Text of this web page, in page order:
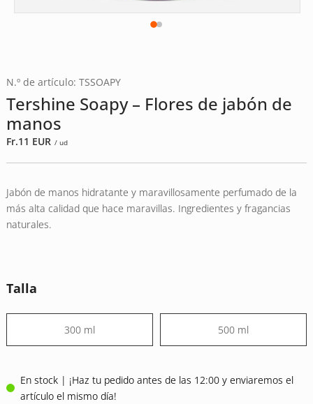
N.º de artículo: TSSOAPY
Tershine Soapy – Flores de jabón de
manos
Fr.11 EUR / ud
Jabón de manos hidratante y maravillosamente perfumado de la
más alta calidad que hace maravillas. Ingredientes y fragancias
naturales.
Talla
300 ml 500 ml
En stock | ¡Haz tu pedido antes de las 12:00 y enviaremos el
artículo el mismo día!